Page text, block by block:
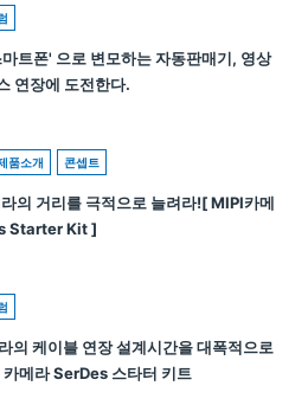
트폰' 으로 변모하는 자동판매기, 영상
연장에 도전한다.
품소개 콘셉트
의 거리를 극적으로 늘려라![ MIPI카메
Starter Kit ]
의 케이블 연장 설계시간을 대폭적으로
카메라 SerDes 스타터 키트